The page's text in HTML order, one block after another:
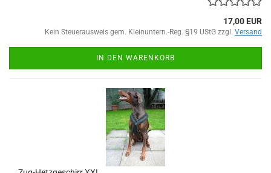
17,00 EUR
Kein Steuerausweis gem. Kleinuntern.-Reg. §19 UStG zzgl. Versand
IN DEN WARENKORB